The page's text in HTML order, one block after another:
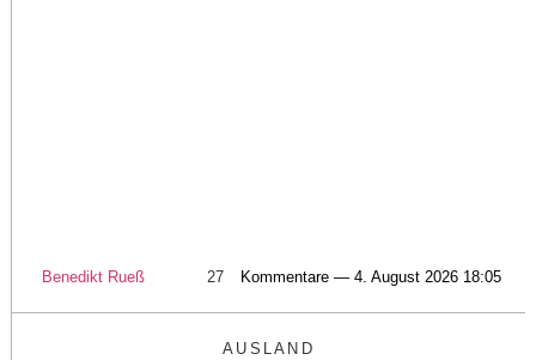
Benedikt Rueß 27 Kommentare — 4. August 2026 18:05
AUSLAND